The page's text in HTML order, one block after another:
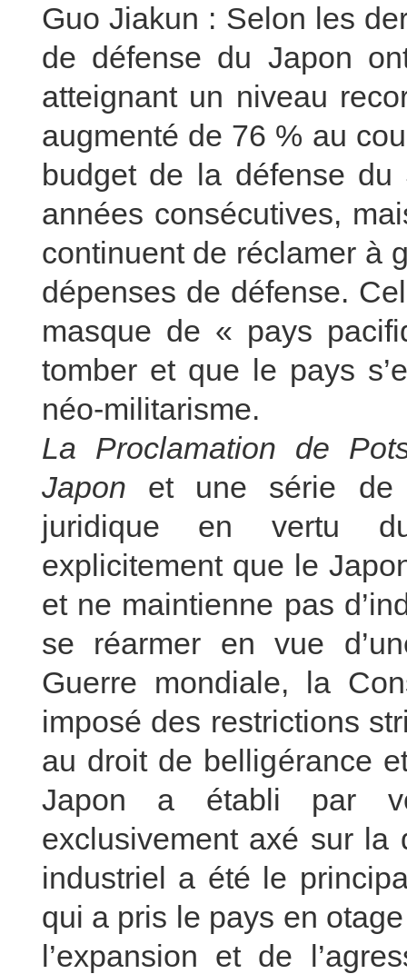
Guo Jiakun : Selon les
de défense du Japon
atteignant un niveau
augmenté de 76 % au
budget de la défense
années consécutives,
continuent de réclamer à
dépenses de défense.
masque de « pays
tomber et que le pays
néo-militarisme.
La Proclamation de
Japon et une série de
juridique en vertu
explicitement que le
et ne maintienne pas
se réarmer en vue
Guerre mondiale, la
imposé des restrictions
au droit de belligérance
Japon a établi par
exclusivement axé sur la
industriel a été le
qui a pris le pays en
l’expansion et de